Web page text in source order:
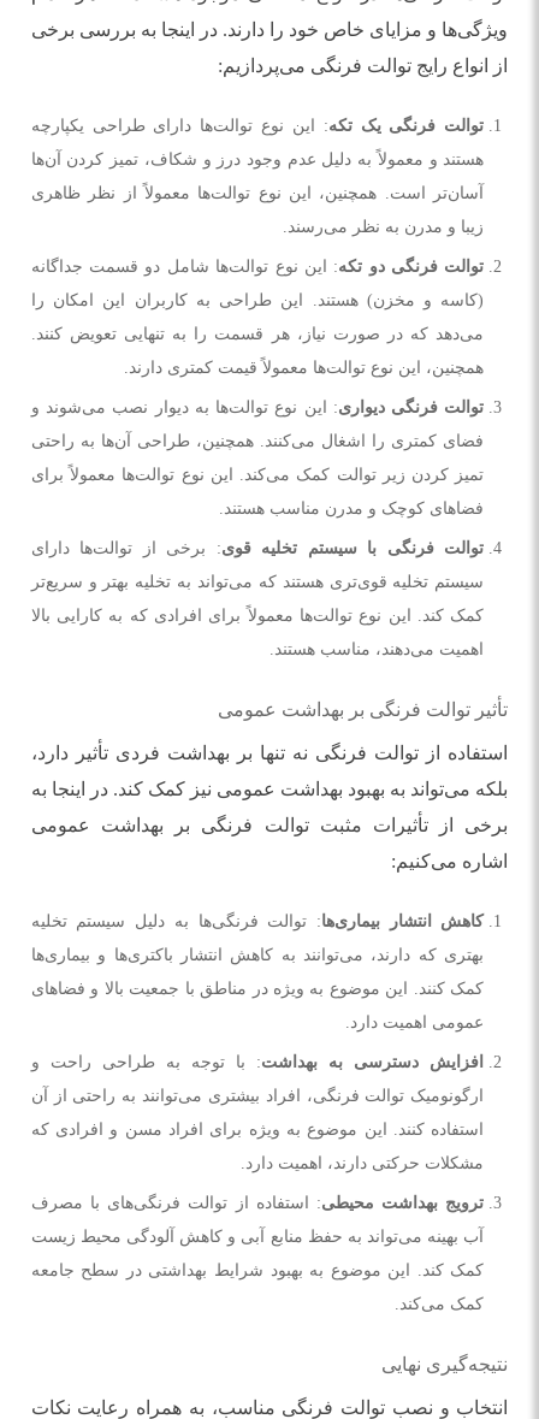
ویژگی‌ها و مزایای خاص خود را دارند. در اینجا به بررسی برخی
از انواع رایج توالت فرنگی می‌پردازیم:
توالت فرنگی یک تکه: این نوع توالت‌ها دارای طراحی یکپارچه
هستند و معمولاً به دلیل عدم وجود درز و شکاف، تمیز کردن آن‌ها
آسان‌تر است. همچنین، این نوع توالت‌ها معمولاً از نظر ظاهری
زیبا و مدرن به نظر می‌رسند.
توالت فرنگی دو تکه: این نوع توالت‌ها شامل دو قسمت جداگانه
(کاسه و مخزن) هستند. این طراحی به کاربران این امکان را
می‌دهد که در صورت نیاز، هر قسمت را به تنهایی تعویض کنند.
همچنین، این نوع توالت‌ها معمولاً قیمت کمتری دارند.
توالت فرنگی دیواری: این نوع توالت‌ها به دیوار نصب می‌شوند و
فضای کمتری را اشغال می‌کنند. همچنین، طراحی آن‌ها به راحتی
تمیز کردن زیر توالت کمک می‌کند. این نوع توالت‌ها معمولاً برای
فضاهای کوچک و مدرن مناسب هستند.
توالت فرنگی با سیستم تخلیه قوی: برخی از توالت‌ها دارای
سیستم تخلیه قوی‌تری هستند که می‌تواند به تخلیه بهتر و سریع‌تر
کمک کند. این نوع توالت‌ها معمولاً برای افرادی که به کارایی بالا
اهمیت می‌دهند، مناسب هستند.
تأثیر توالت فرنگی بر بهداشت عمومی
استفاده از توالت فرنگی نه تنها بر بهداشت فردی تأثیر دارد،
بلکه می‌تواند به بهبود بهداشت عمومی نیز کمک کند. در اینجا به
برخی از تأثیرات مثبت توالت فرنگی بر بهداشت عمومی
اشاره می‌کنیم:
کاهش انتشار بیماری‌ها: توالت فرنگی‌ها به دلیل سیستم تخلیه
بهتری که دارند، می‌توانند به کاهش انتشار باکتری‌ها و بیماری‌ها
کمک کنند. این موضوع به ویژه در مناطق با جمعیت بالا و فضاهای
عمومی اهمیت دارد.
افزایش دسترسی به بهداشت: با توجه به طراحی راحت و
ارگونومیک توالت فرنگی، افراد بیشتری می‌توانند به راحتی از آن
استفاده کنند. این موضوع به ویژه برای افراد مسن و افرادی که
مشکلات حرکتی دارند، اهمیت دارد.
ترویج بهداشت محیطی: استفاده از توالت فرنگی‌های با مصرف
آب بهینه می‌تواند به حفظ منابع آبی و کاهش آلودگی محیط زیست
کمک کند. این موضوع به بهبود شرایط بهداشتی در سطح جامعه
کمک می‌کند.
نتیجه‌گیری نهایی
انتخاب و نصب توالت فرنگی مناسب، به همراه رعایت نکات